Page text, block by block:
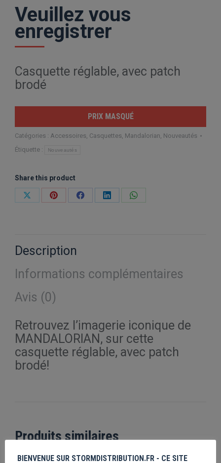
Veuillez vous
enregistrer
Casquette réglable, avec patch
brodé
PRIX MASQUÉ
Catégories : Accessoires Casquettes Mandalorian Nouveautés
Étiquette :
Nouveautés
Share this product
PartagerPartagerPartagerPartagerPartager
Description
Informations complémentaires
Avis (0)
Retrouvez l’imagerie iconique de
MANDALORIAN, sur cette
casquette réglable, avec patch
brodé!
Produits similaires
BIENVENUE SUR STORMDISTRIBUTION.FR - CE SITE